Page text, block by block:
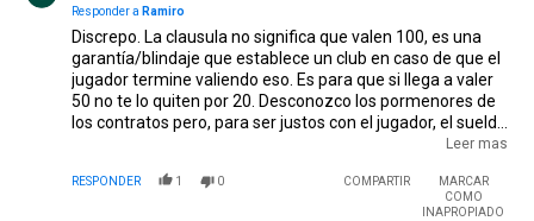
Responder a Ramiro
Discrepo. La clausula no significa que valen 100, es una
garantía/blindaje que establece un club en caso de que el
jugador termine valiendo eso. Es para que si llega a valer
50 no te lo quiten por 20. Desconozco los pormenores de
los contratos pero, para ser justos con el jugador, el sueldo
debería ser acorde con su rendimiento/valor de mercado.
5 años cobra 3 palos anuales por tener una clausula de
100. El pibe que supuestamente con su venta debería
Leer mas
RESPONDER 1 0 COMPARTIR
MARCAR
COMO
INAPROPIADO